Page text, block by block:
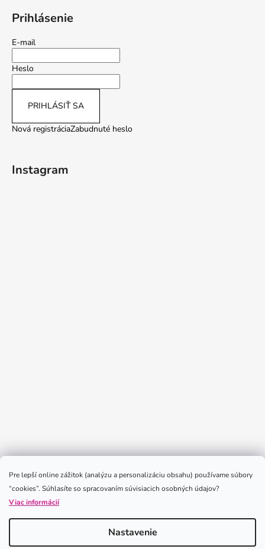
Pre lepší online zážitok (analýzu a personalizáciu obsahu) používame súbory
“cookies”. Súhlasíte so spracovaním súvisiacich osobných údajov?
Viac informácií
Nastavenie
Prihlásenie
E-mail
Heslo
PRIHLÁSIŤ SA
Nová registráciaZabudnuté heslo
Instagram
Sledovať na Instagrame